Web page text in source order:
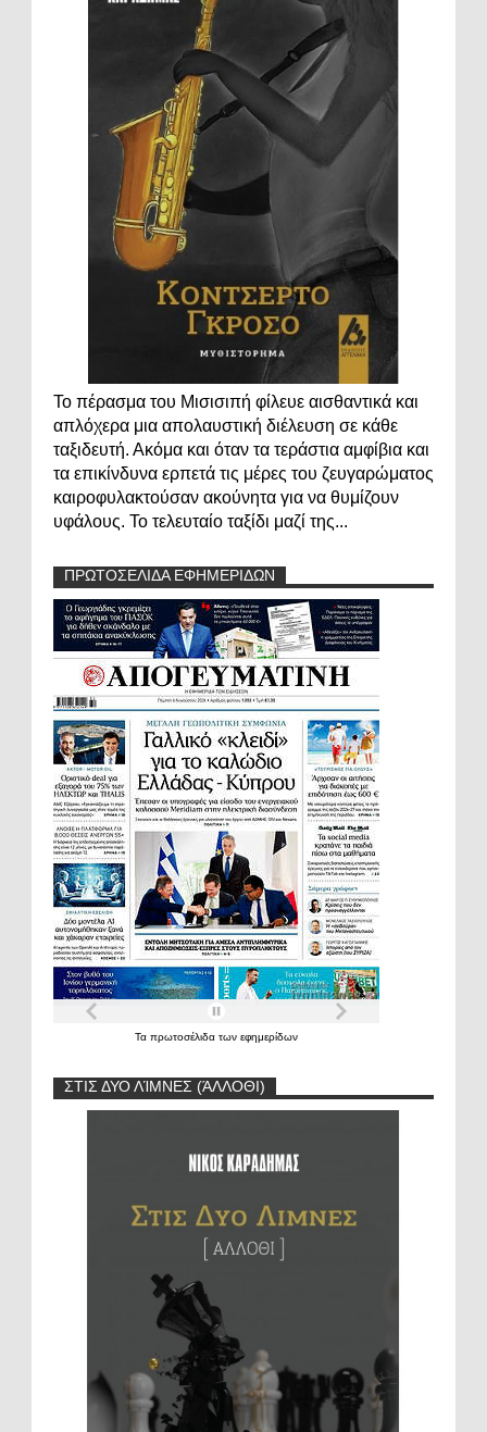
Το πέρασμα του Μισισιπή φίλευε αισθαντικά και
απλόχερα μια απολαυστική διέλευση σε κάθε
ταξιδευτή. Ακόμα και όταν τα τεράστια αμφίβια και
τα επικίνδυνα ερπετά τις μέρες του ζευγαρώματος
καιροφυλακτούσαν ακούνητα για να θυμίζουν
υφάλους. Το τελευταίο ταξίδι μαζί της...
ΠΡΩΤΟΣΕΛΙΔΑ ΕΦΗΜΕΡΙΔΩΝ
Τα πρωτοσέλιδα των εφημερίδων
ΣΤΙΣ ΔΥΟ ΛΊΜΝΕΣ (ΆΛΛΟΘΙ)